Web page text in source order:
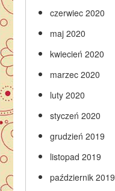
czerwiec 2020
maj 2020
kwiecień 2020
marzec 2020
luty 2020
styczeń 2020
grudzień 2019
listopad 2019
październik 2019